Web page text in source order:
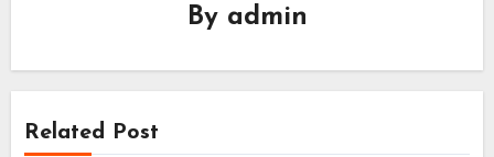
By admin
Related Post